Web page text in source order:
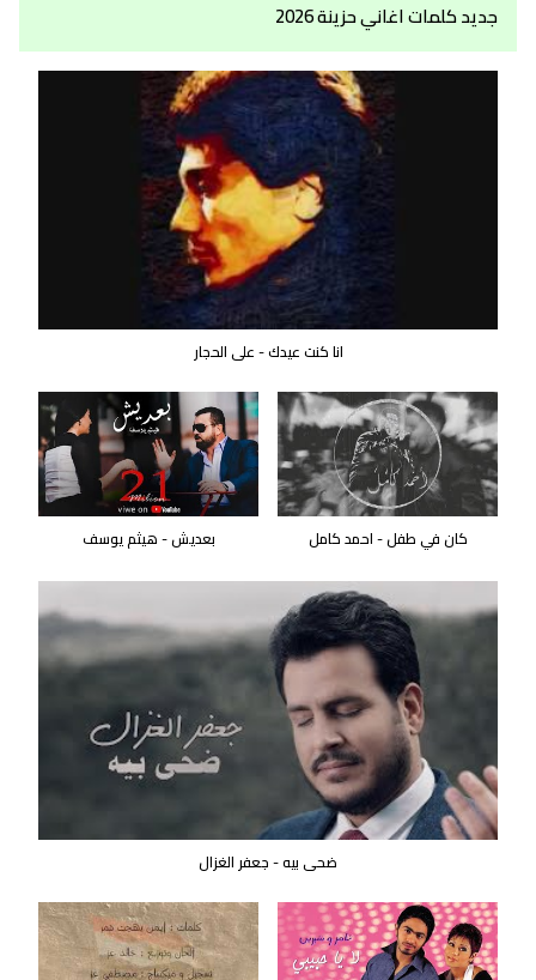
جديد كلمات اغاني حزينة 2026
انا كنت عيدك - على الحجار
كان في طفل - احمد كامل بعديش - هيثم يوسف
ضحى بيه - جعفر الغزال